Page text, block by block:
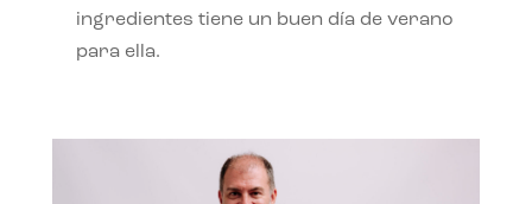
ingredientes tiene un buen día de verano
para ella.